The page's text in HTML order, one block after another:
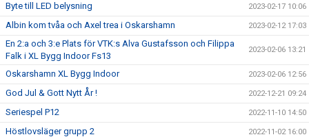
Byte till LED belysning 2023-02-17 10:06
Albin kom tvåa och Axel trea i Oskarshamn 2023-02-12 17:03
En 2:a och 3:e Plats för VTK:s Alva Gustafsson och Filippa
Falk i XL Bygg Indoor Fs13
2023-02-06 13:21
Oskarshamn XL Bygg Indoor 2023-02-06 12:56
God Jul & Gott Nytt År ! 2022-12-21 09:24
Seriespel P12 2022-11-10 14:50
Höstlovsläger grupp 2 2022-11-02 16:00